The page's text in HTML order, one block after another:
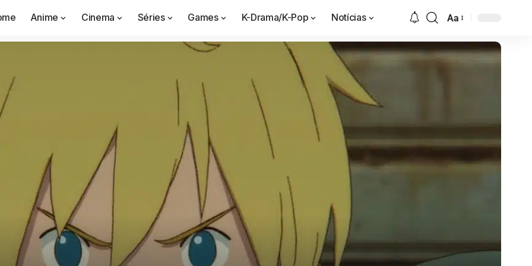
Anime Cinema Séries Games K-Drama/K-Pop Notícias Aa